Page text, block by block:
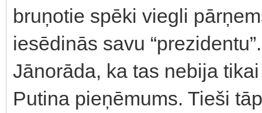
bruņotie spēki viegli
iesēdinās savu “prezidentu”.
Jānorāda, ka tas nebija
Putina pieņēmums. Tieši